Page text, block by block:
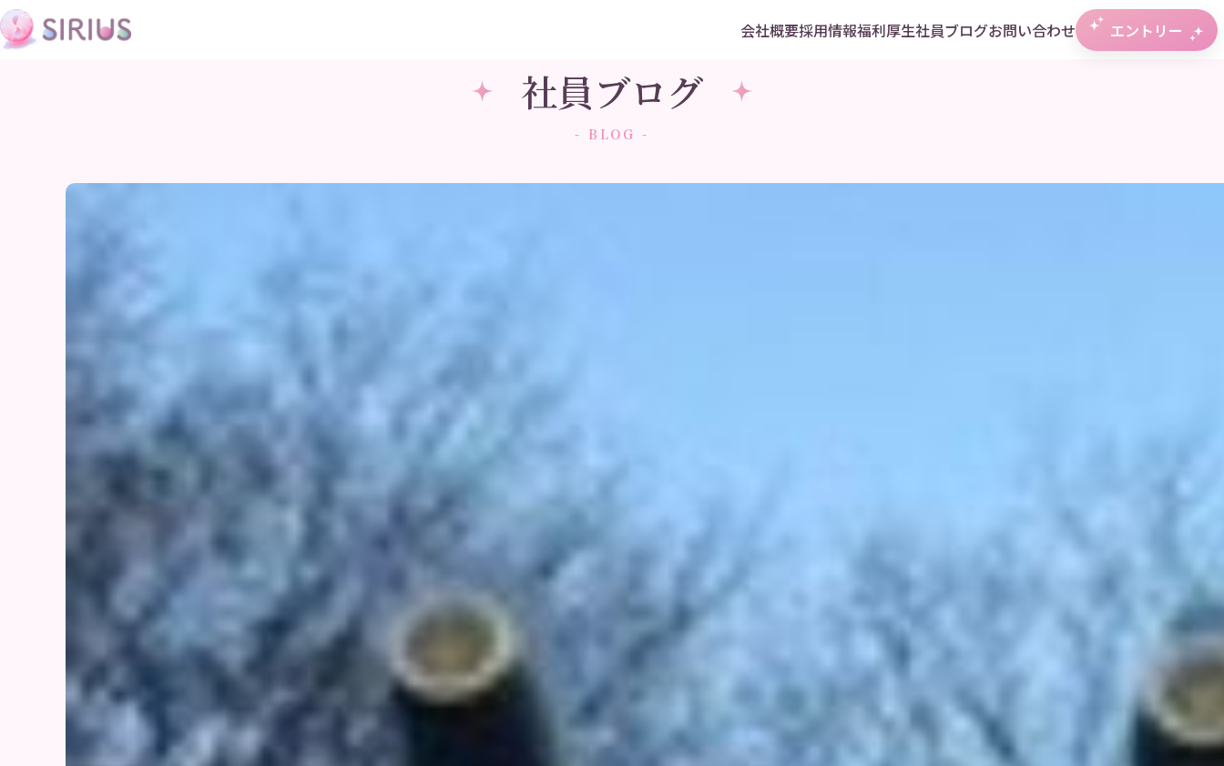
会社概要採用情報福利厚生社員ブログお問い合わせ エントリー
社員ブログ
- BLOG -